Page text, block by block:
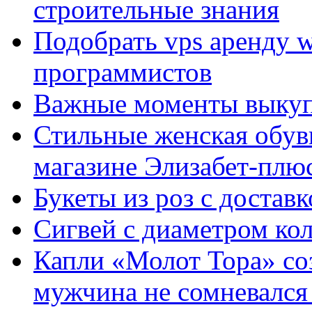
строительные знания
Подобрать vps аренду
программистов
Важные моменты
Стильные женская
магазине Элизабет-
Букеты из роз с
Сигвей с диаметром
Капли «Молот Тора»
мужчина не